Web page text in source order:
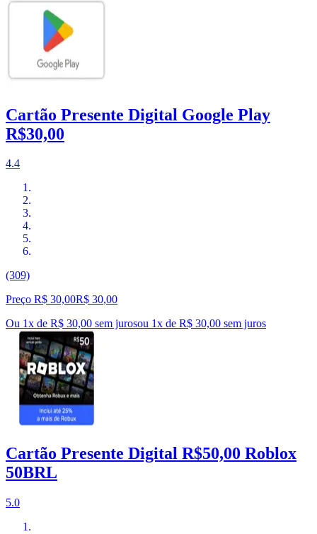
Cartão Presente Digital Google Play
R$30,00
4.4
(309)
Preço R$ 30,00R$ 30,00
Ou 1x de R$ 30,00 sem jurosou 1x de R$ 30,00 sem juros
Cartão Presente Digital R$50,00 Roblox
50BRL
5.0